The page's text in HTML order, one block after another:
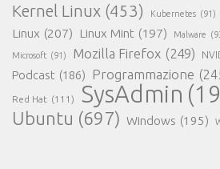
Kernel Linux (453) Kubernetes (91)
Linux (207) Linux Mint (197) Malware
Microsoft (91) Mozilla Firefox (249)
Podcast (186) Programmazione
Red Hat (111) SysAdmin
Ubuntu (697) Windows (195)